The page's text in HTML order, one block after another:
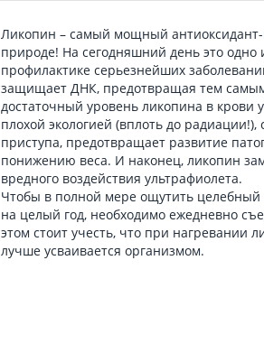
Ликопин – самый мощный
природе! На сегодняшний день это
профилактике серьезнейших
защищает ДНК, предотвращая тем
достаточный уровень ликопина в крови
плохой экологией (вплоть до
приступа, предотвращает развитие
понижению веса. И наконец, ликопин
вредного воздействия ультрафиолета.
Чтобы в полной мере ощутить целебный
на целый год, необходимо ежедневно
этом стоит учесть, что при нагревании
лучше усваивается организмом.